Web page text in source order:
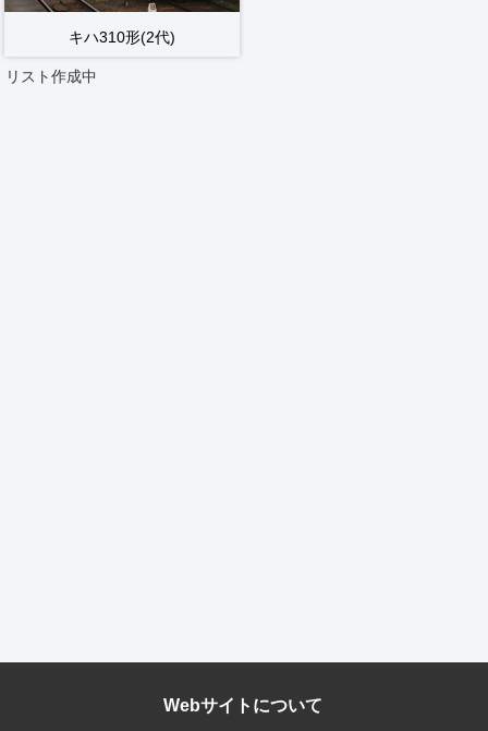
キハ310形(2代)
リスト作成中
Webサイトについて